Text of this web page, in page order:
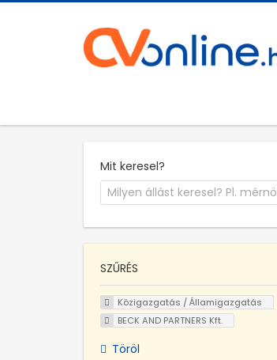
Mit keresel?
SZŰRÉS
Közigazgatás / Államigazgatás
BECK AND PARTNERS Kft.
Töröl